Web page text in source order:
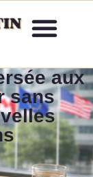
aux
sans